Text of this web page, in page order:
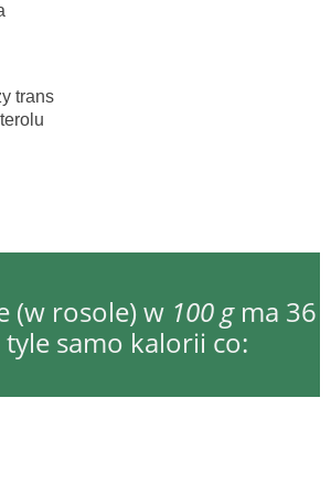
trans
(w rosole) w 100 gma 36
tyle samo kalorii co: